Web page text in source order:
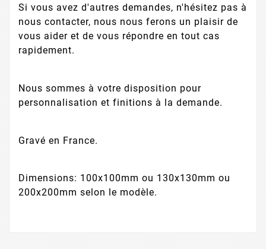
Si vous avez d'autres demandes, n'hésitez pas à
nous contacter, nous nous ferons un plaisir de
vous aider et de vous répondre en tout cas
rapidement.
Nous sommes à votre disposition pour
personnalisation et finitions à la demande.
Gravé en France.
Dimensions: 100x100mm ou 130x130mm ou
200x200mm selon le modèle.